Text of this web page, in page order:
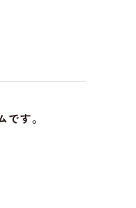
す。